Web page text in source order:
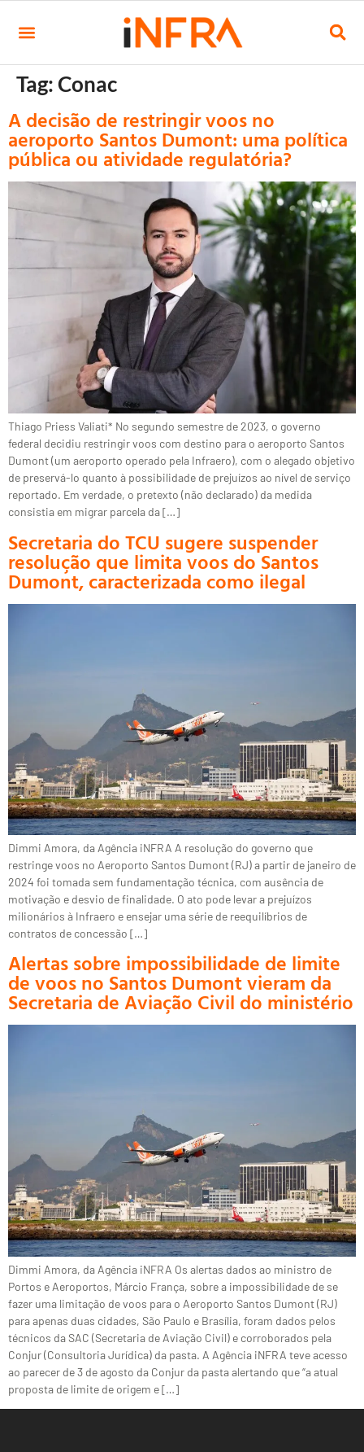
Tag:Conac
A decisão de restringir voos no
aeroporto Santos Dumont: uma política
pública ou atividade regulatória?
Thiago Priess Valiati* No segundo semestre de 2023, o governo
federal decidiu restringir voos com destino para o aeroporto Santos
Dumont (um aeroporto operado pela Infraero), com o alegado objetivo
de preservá-lo quanto à possibilidade de prejuízos ao nível de serviço
reportado. Em verdade, o pretexto (não declarado) da medida
consistia em migrar parcela da […]
Secretaria do TCU sugere suspender
resolução que limita voos do Santos
Dumont, caracterizada como ilegal
Dimmi Amora, da Agência iNFRA A resolução do governo que
restringe voos no Aeroporto Santos Dumont (RJ) a partir de janeiro de
2024 foi tomada sem fundamentação técnica, com ausência de
motivação e desvio de finalidade. O ato pode levar a prejuízos
milionários à Infraero e ensejar uma série de reequilíbrios de
contratos de concessão […]
Alertas sobre impossibilidade de limite
de voos no Santos Dumont vieram da
Secretaria de Aviação Civil do ministério
Dimmi Amora, da Agência iNFRA Os alertas dados ao ministro de
Portos e Aeroportos, Márcio França, sobre a impossibilidade de se
fazer uma limitação de voos para o Aeroporto Santos Dumont (RJ)
para apenas duas cidades, São Paulo e Brasília, foram dados pelos
técnicos da SAC (Secretaria de Aviação Civil) e corroborados pela
Conjur (Consultoria Jurídica) da pasta. A Agência iNFRA teve acesso
ao parecer de 3 de agosto da Conjur da pasta alertando que “a atual
proposta de limite de origem e […]